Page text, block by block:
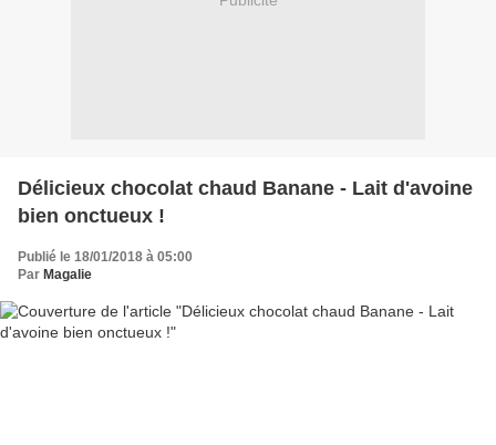
Délicieux chocolat chaud Banane - Lait d'avoine
bien onctueux !
Publié le 18/01/2018 à 05:00
Par Magalie